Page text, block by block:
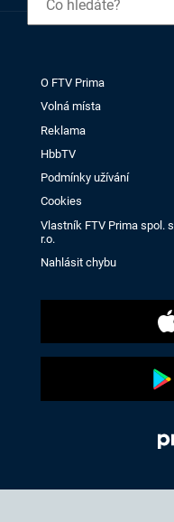
O FTV Prima
Volná místa
Reklama
HbbTV
Podmínky užívání
Cookies
Vlastník FTV Prima spol. s
r.o.
Nahlásit chybu